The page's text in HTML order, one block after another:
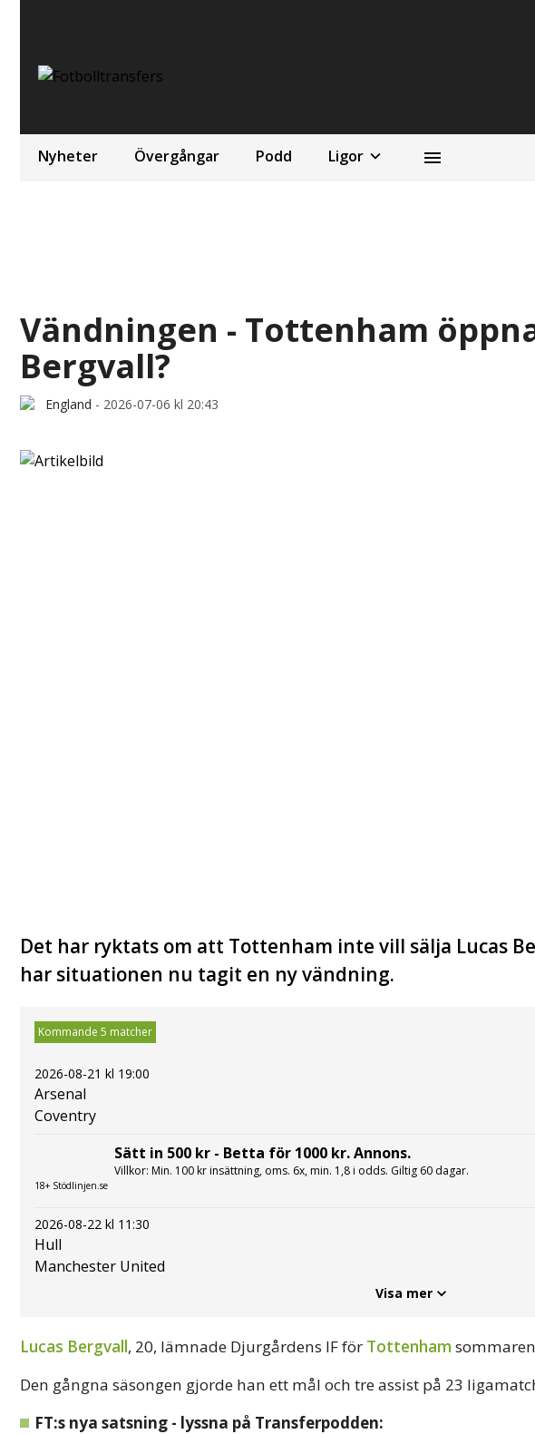
Nyheter Övergångar Podd Ligor
Vändningen - Tottenham
Bergvall?
England - 2026-07-06 kl 20:43
Det har ryktats om att Tottenham inte vill sälja Lucas
har situationen nu tagit en ny vändning.
Kommande 5 matcher
2026-08-21 kl 19:00
Arsenal
Coventry
18+ Stödlinjen.se
Sätt in 500 kr - Betta för 1000 kr. Annons.
Villkor: Min. 100 kr insättning, oms. 6x, min. 1,8 i odds. Giltig 60 dagar.
2026-08-22 kl 11:30
Hull
Manchester United
Visa mer
Lucas Bergvall, 20, lämnade Djurgårdens IF för Tottenham
Den gångna säsongen gjorde han ett mål och tre assist på 23
FT:s nya satsning - lyssna på Transferpodden: